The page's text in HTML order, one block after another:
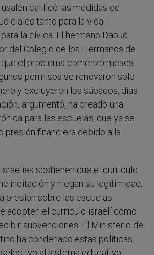
calificó las medidas de
tanto para la vida
la cívica. El hermano Daoud
del Colegio de los Hermanos de
el problema comenzó meses
permisos se renovaron solo
y excluyeron los sábados, días
argumentó, ha creado una
para las escuelas, que ya se
presión financiera debido a la
sostienen que el currículo
incitación y niegan su legitimidad,
presión sobre las escuelas
adopten el currículo israelí como
subvenciones. El Ministerio de
ha condenado estas políticas
al sistema educativo